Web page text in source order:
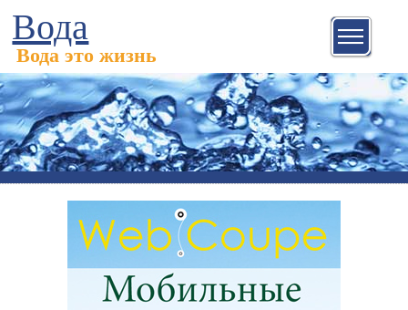
Вода
Вода это жизнь